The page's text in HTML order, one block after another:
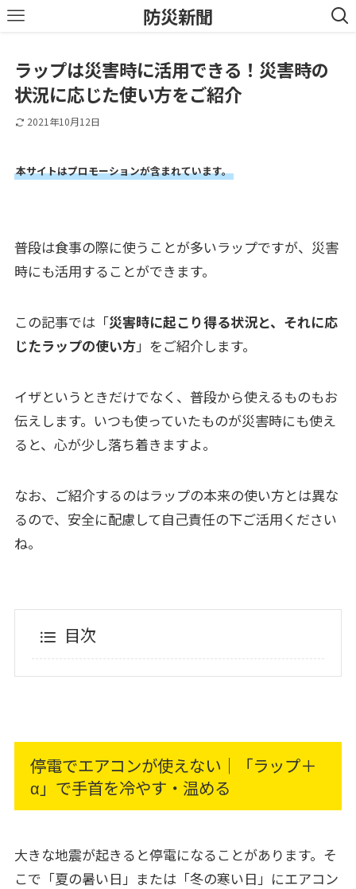
防災新聞
ラップは災害時に活用できる！災害時の
状況に応じた使い方をご紹介
2021年10月12日
本サイトはプロモーションが含まれています。
普段は食事の際に使うことが多いラップですが、災害
時にも活用することができます。
この記事では「災害時に起こり得る状況と、それに応
じたラップの使い方」をご紹介します。
イザというときだけでなく、普段から使えるものもお
伝えします。いつも使っていたものが災害時にも使え
ると、心が少し落ち着きますよ。
なお、ご紹介するのはラップの本来の使い方とは異な
るので、安全に配慮して自己責任の下ご活用ください
ね。
目次
停電でエアコンが使えない｜「ラップ＋
α」で手首を冷やす・温める
大きな地震が起きると停電になることがあります。そ
こで「夏の暑い日」または「冬の寒い日」にエアコン